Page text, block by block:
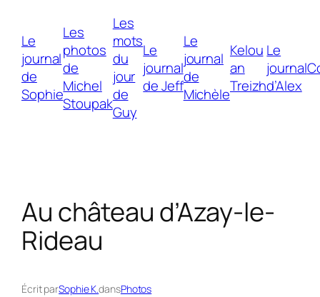
contenu
Le
journal
de
Sophie
Les
photos
de
Michel
Stoupak
Les
mots
du
jour
de
Guy
Le
journal
de Jeff
Le
journal
de
Michèle
Kelou
an
Treizh
Le
journal
d’Alex
Au château d’Azay-le-
Rideau
Écrit parSophie K.dansPhotos